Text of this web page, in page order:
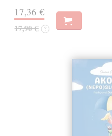
17,36 €
17,90 € ?